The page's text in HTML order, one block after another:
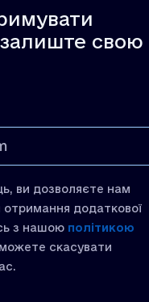
свою
ви дозволяєте нам
додаткової
з нашою політикою
скасувати